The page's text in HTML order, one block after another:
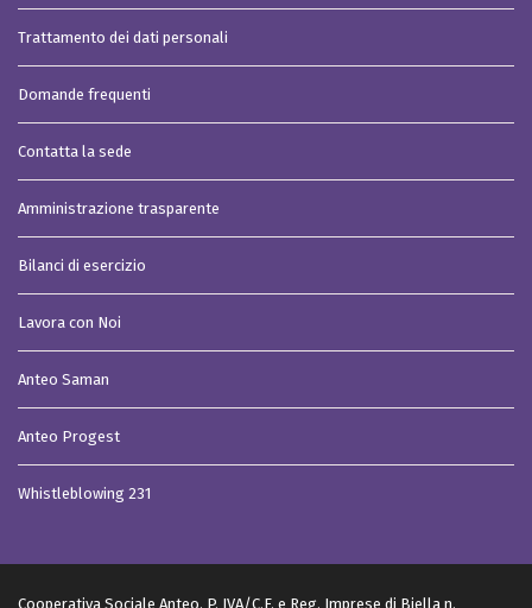
Trattamento dei dati personali
Domande frequenti
Contatta la sede
Amministrazione trasparente
Bilanci di esercizio
Lavora con Noi
Anteo Saman
Anteo Progest
Whistleblowing 231
Cooperativa Sociale Anteo. P. IVA/C.F. e Reg. Imprese di Biella n.